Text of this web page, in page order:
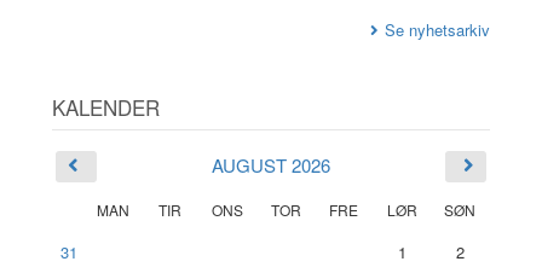
Se nyhetsarkiv
KALENDER
AUGUST 2026
MAN TIR ONS TOR FRE LØR SØN
31 1
2